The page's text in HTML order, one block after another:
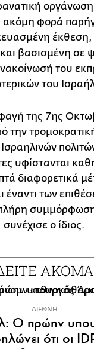
ακόμη φορά
βασισμένη σε
του
του
της 7ης
την
υφίστανται
διαφορετικά
έναντι των
ο ίδιος.
ΑΚΟΜΑ
ΔΙΕΘΝΗ
Ο πρώην
ότι οι